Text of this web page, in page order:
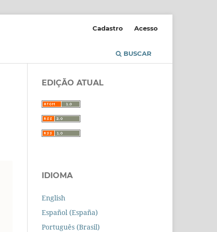
BUSCAR
Cadastro Acesso
EDIÇÃO ATUAL
IDIOMA
English
Español (España)
Português (Brasil)